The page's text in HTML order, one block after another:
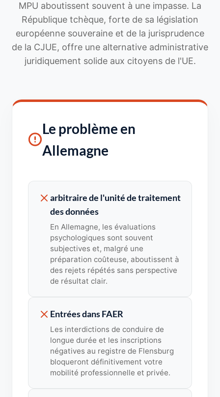
MPU aboutissent souvent à une impasse. La
République tchèque, forte de sa législation
européenne souveraine et de la jurisprudence
de la CJUE, offre une alternative administrative
juridiquement solide aux citoyens de l'UE.
Le problème en
Allemagne
arbitraire de l'unité de traitement
des données
En Allemagne, les évaluations
psychologiques sont souvent
subjectives et, malgré une
préparation coûteuse, aboutissent à
des rejets répétés sans perspective
de résultat clair.
Entrées dans FAER
Les interdictions de conduire de
longue durée et les inscriptions
négatives au registre de Flensburg
bloqueront définitivement votre
mobilité professionnelle et privée.